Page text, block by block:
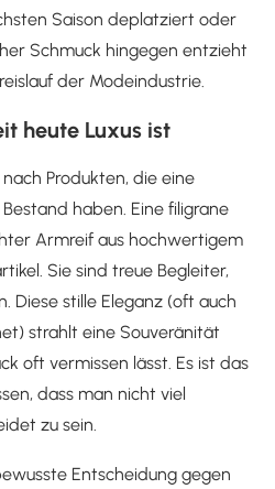
Saison deplatziert oder
Schmuck hingegen entzieht
der Modeindustrie.
heute Luxus ist
Produkten, die eine
haben. Eine filigrane
Armreif aus hochwertigem
Sie sind treue Begleiter,
Diese stille Eleganz (oft auch
strahlt eine Souveränität
oft vermissen lässt. Es ist das
dass man nicht viel
zu sein.
Entscheidung gegen